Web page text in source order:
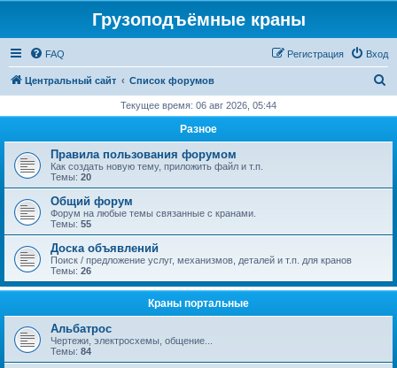
Грузоподъёмные краны
FAQ Вход
Регистрация
Центральный сайт Список форумов
с
Текущее время: 06 авг 2026, 05:44
Разное
Правила пользования форумом
Как создать новую тему, приложить файл и т.п.
Темы: 20
Общий форум
Форум на любые темы связанные с кранами.
Темы: 55
Доска объявлений
Поиск / предложение услуг, механизмов, деталей и т.п. для кранов
Темы: 26
Краны портальные
Альбатрос
Чертежи, электросхемы, общение...
Темы: 84